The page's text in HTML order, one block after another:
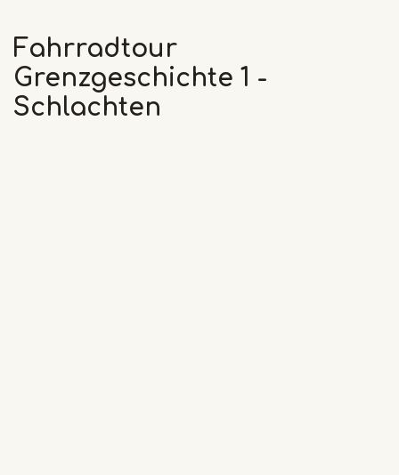
Fahrradtour
Grenzgeschichte 1 -
Schlachten